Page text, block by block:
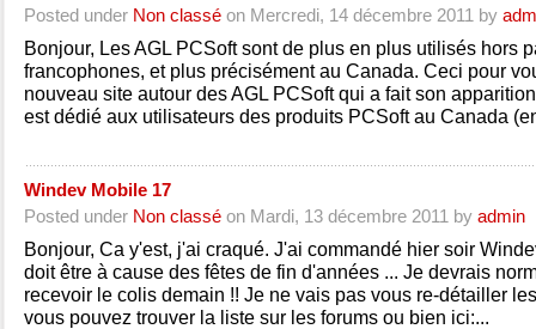
Posted under Non classé on Mercredi, 14 décembre 2011 by
Bonjour, Les AGL PCSoft sont de plus en plus utilisés hors
francophones, et plus précisément au Canada. Ceci pour
nouveau site autour des AGL PCSoft qui a fait son
est dédié aux utilisateurs des produits PCSoft au Canada
Windev Mobile 17
Posted under Non classé on Mardi, 13 décembre 2011 by admin
Bonjour, Ca y'est, j'ai craqué. J'ai commandé hier soir
doit être à cause des fêtes de fin d'années ... Je devrais
recevoir le colis demain !! Je ne vais pas vous re-détailler
vous pouvez trouver la liste sur les forums ou bien ici:...